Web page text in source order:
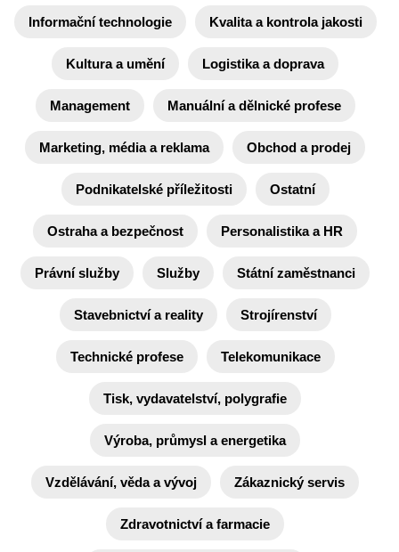
Informační technologie Kvalita a kontrola jakosti
Kultura a umění Logistika a doprava
Management Manuální a dělnické profese
Marketing, média a reklama Obchod a prodej
Podnikatelské příležitosti Ostatní
Ostraha a bezpečnost Personalistika a HR
Právní služby Služby Státní zaměstnanci
Stavebnictví a reality Strojírenství
Technické profese Telekomunikace
Tisk, vydavatelství, polygrafie
Výroba, průmysl a energetika
Vzdělávání, věda a vývoj Zákaznický servis
Zdravotnictví a farmacie